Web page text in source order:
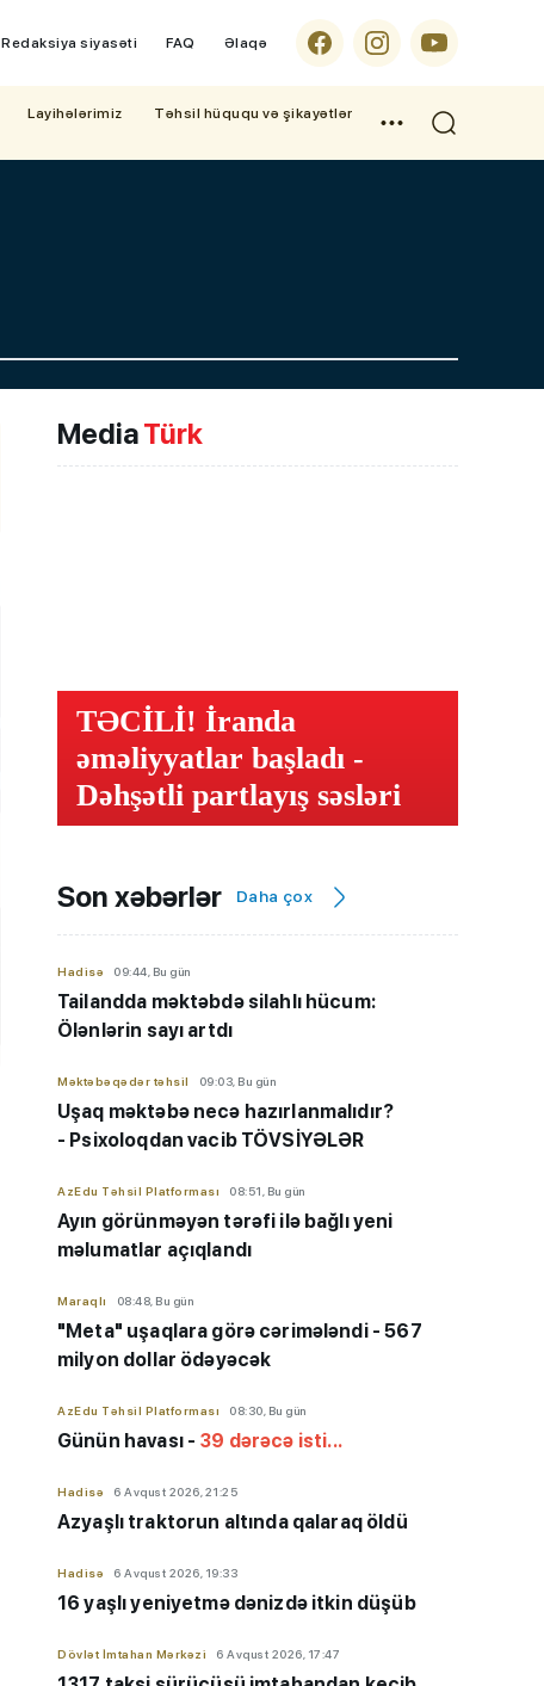
Redaksiya siyasəti FAQ Əlaqə
Layihələrimiz
Təhsil hüququ və şikayətlər
MediaTürk
TƏCİLİ! İranda
əməliyyatlar başladı -
Dəhşətli partlayış səsləri
Son xəbərlər Daha çox
Hadisə 09:44, Bu gün
Tailandda məktəbdə silahlı hücum:
Ölənlərin sayı artdı
Məktəbəqədər təhsil 09:03, Bu gün
Uşaq məktəbə necə hazırlanmalıdır?
- Psixoloqdan vacib TÖVSİYƏLƏR
AzEdu Təhsil Platforması 08:51, Bu gün
Ayın görünməyən tərəfi ilə bağlı yeni
məlumatlar açıqlandı
Maraqlı 08:48, Bu gün
"Meta" uşaqlara görə cərimələndi - 567
milyon dollar ödəyəcək
AzEdu Təhsil Platforması 08:30, Bu gün
Günün havası - 39 dərəcə isti...
Hadisə 6 Avqust 2026, 21:25
Azyaşlı traktorun altında qalaraq öldü
Hadisə 6 Avqust 2026, 19:33
16 yaşlı yeniyetmə dənizdə itkin düşüb
Dövlət İmtahan Mərkəzi 6 Avqust 2026, 17:47